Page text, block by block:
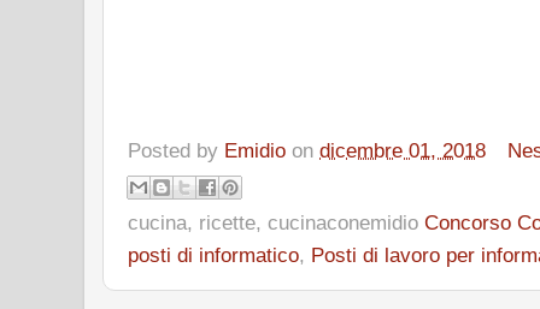
Posted by Emidio on dicembre 01, 2018
cucina, ricette, cucinaconemidio Concorso
posti di informatico, Posti di lavoro per